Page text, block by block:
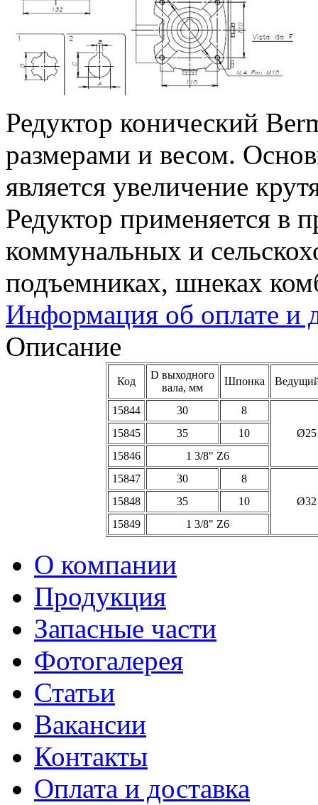
Редуктор конический
размерами и весом.
является увеличение
Редуктор применяется в
коммунальных и
подъемниках, шнеках
Информация об оплате и
Описание
Код
D выходного
вала, мм
Шпонка
15844 30
8
Ø25
15845 35
10
15846
1 3/8" Z6
15847
30
8
Ø32
15848 35
10
15849
1 3/8" Z6
О компании
Продукция
Запасные части
Фотогалерея
Статьи
Вакансии
Контакты
Оплата и доставка